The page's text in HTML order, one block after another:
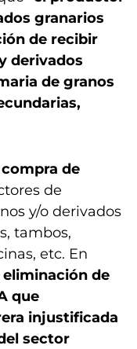
granarios
de recibir
derivados
de granos
de
de
y/o derivados
tambos,
etc. En
eliminación de
que
injustificada
sector